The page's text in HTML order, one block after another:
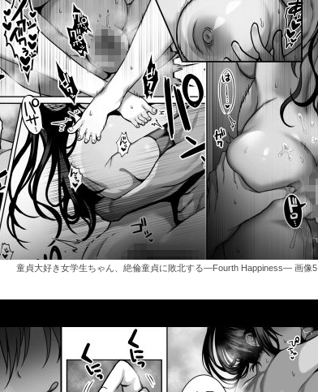
童貞大好き女学生ちゃん、絶倫童貞に敗北する―Fourth Happiness― 画像5